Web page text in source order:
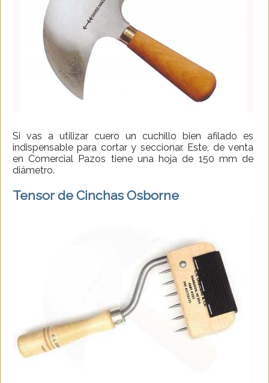
Si vas a utilizar cuero un cuchillo bien afilado es
indispensable para cortar y seccionar. Este, de venta
en Comercial Pazos tiene una hoja de 150 mm de
diámetro.
Tensor de Cinchas Osborne